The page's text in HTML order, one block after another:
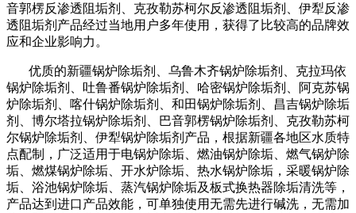
音郭楞反渗透阻垢剂、克孜勒苏柯尔反渗透阻垢剂、伊犁反渗
透阻垢剂产品经过当地用户多年使用，获得了比较高的品牌效
应和企业影响力。
优质的新疆锅炉除垢剂、乌鲁木齐锅炉除垢剂、克拉玛依
锅炉除垢剂、吐鲁番锅炉除垢剂、哈密锅炉除垢剂、阿克苏锅
炉除垢剂、喀什锅炉除垢剂、和田锅炉除垢剂、昌吉锅炉除垢
剂、博尔塔拉锅炉除垢剂、巴音郭楞锅炉除垢剂、克孜勒苏柯
尔锅炉除垢剂、伊犁锅炉除垢剂产品，根据新疆各地区水质特
点配制，广泛适用于电锅炉除垢、燃油锅炉除垢、燃气锅炉除
垢、燃煤锅炉除垢、开水炉除垢、热水锅炉除垢，采暖锅炉除
垢、浴池锅炉除垢、蒸汽锅炉除垢及板式换热器除垢清洗等，
产品达到进口产品效能，可单独使用无需先进行碱洗，无需加